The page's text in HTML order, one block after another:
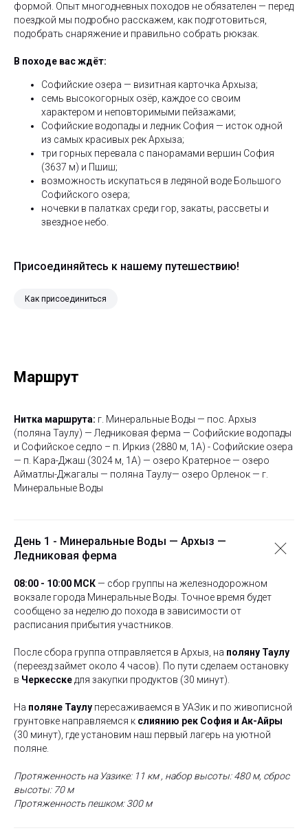
формой. Опыт многодневных походов не обязателен — перед
поездкой мы подробно расскажем, как подготовиться,
подобрать снаряжение и правильно собрать рюкзак.
В походе вас ждёт:
Софийские озера — визитная карточка Архыза;
семь высокогорных озёр, каждое со своим
характером и неповторимыми пейзажами;
Софийские водопады и ледник София — исток одной
из самых красивых рек Архыза;
три горных перевала с панорамами вершин София
(3637 м) и Пшиш;
возможность искупаться в ледяной воде Большого
Софийского озера;
ночевки в палатках среди гор, закаты, рассветы и
звездное небо.
Присоединяйтесь к нашему путешествию!
Как присоединиться
Маршрут
Нитка маршрута: г. Минеральные Воды — пос. Архыз
(поляна Таулу) — Ледниковая ферма — Софийские водопады
и Софийское седло – п. Иркиз (2880 м, 1А) - Софийские озера
— п. Кара-Джаш (3024 м, 1А) — озеро Кратерное — озеро
Айматлы-Джагалы — поляна Таулу— озеро Орленок — г.
Минеральные Воды
День 1 - Минеральные Воды — Архыз —
Ледниковая ферма
08:00 - 10:00 МСК— сбор группы на железнодорожном
вокзале города Минеральные Воды. Точное время будет
сообщено за неделю до похода в зависимости от
расписания прибытия участников.
После сбора группа отправляется в Архыз, на поляну Таулу
(переезд займет около 4 часов). По пути сделаем остановку
в Черкесскедля закупки продуктов (30 минут).
На поляне Таулу пересаживаемся в УАЗик и по живописной
грунтовке направляемся к слиянию рек София и Ак-Айры
(30 минут), где установим наш первый лагерь на уютной
поляне.
Протяженность на Уазике: 11 км , набор высоты: 480 м, сброс
высоты: 70 м
Протяженность пешком: 300 м